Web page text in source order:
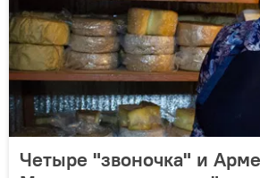
Четыре "звоночка" и